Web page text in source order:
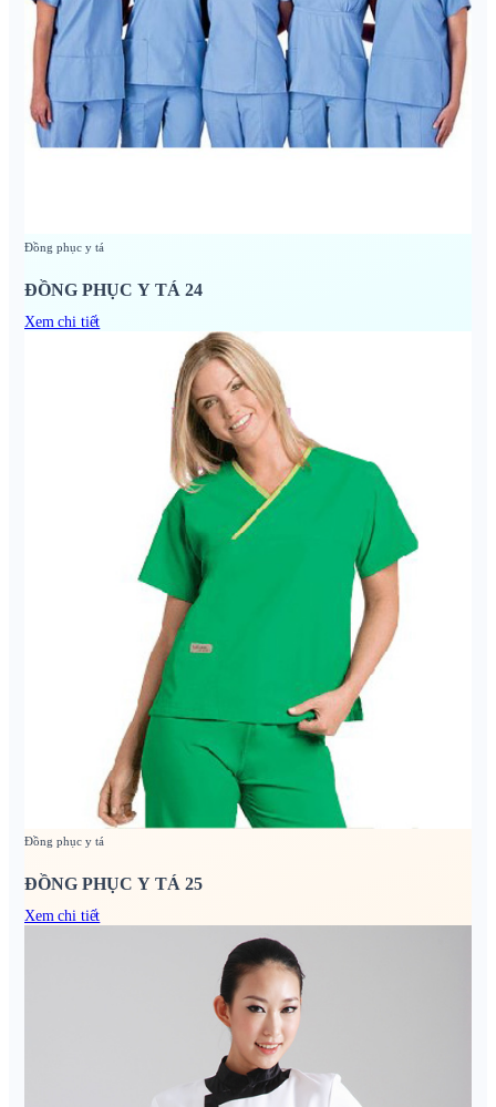
Đồng phục y tá
ĐỒNG PHỤC Y TÁ 24
Xem chi tiết
Đồng phục y tá
ĐỒNG PHỤC Y TÁ 25
Xem chi tiết